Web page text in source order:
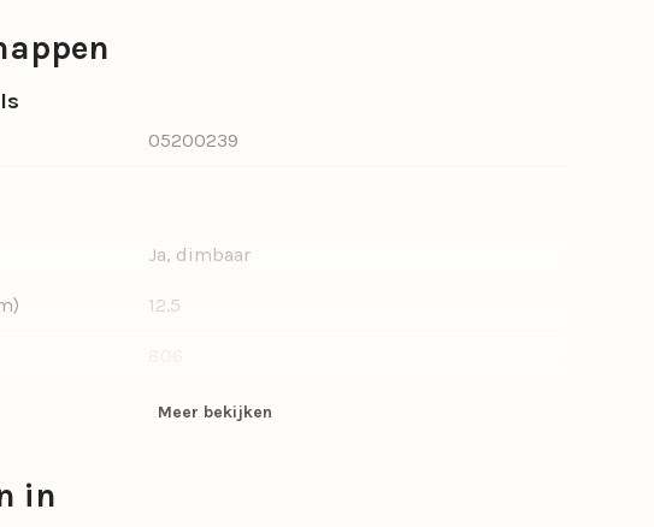
05200239
Ja, dimbaar
12.5
7Meer bekijken
in